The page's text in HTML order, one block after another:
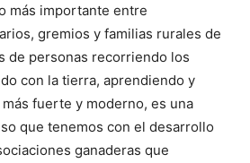
más importante entre
gremios y familias rurales de
de personas recorriendo los
con la tierra, aprendiendo y
fuerte y moderno, es una
que tenemos con el desarrollo
ganaderas que